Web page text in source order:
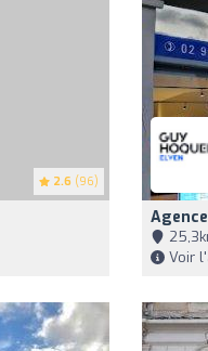
2.6 (96)
Voir